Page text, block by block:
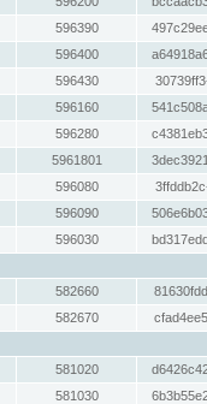
596390
596400
596430
596160
596280
5961801
596080
596090
596030
582660
582670
581020
581030